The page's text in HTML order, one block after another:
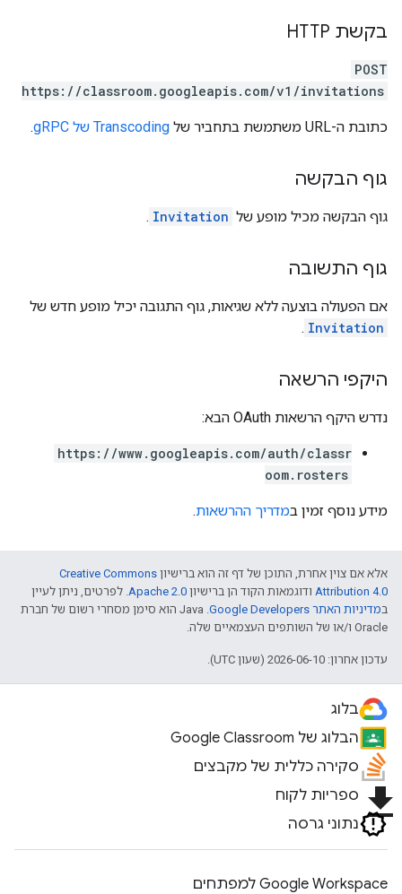
בקשת HTTP
POST
https://classroom.googleapis.com/v1/invitations
כתובת ה-URL משתמשת בתחביר של Transcoding של gRPC .
גוף הבקשה
גוף הבקשה מכיל מופע של Invitation
.
גוף התשובה
אם הפעולה בוצעה ללא שגיאות, גוף התגובה יכיל מופע חדש של
Invitation
.
היקפי הרשאה
נדרש היקף הרשאות OAuth הבא:
https://www.googleapis.com/auth/classr
oom.rosters
מידע נוסף זמין במדריך ההרשאות.
אלא אם צוין אחרת, התוכן של דף זה הוא ברישיון Creative Commons
Attribution 4.0 ודוגמאות הקוד הן ברישיון Apache 2.0. לפרטים, ניתן לעיין
במדיניות האתר Google Developers‏
.‏ Java הוא סימן מסחרי רשום של חברת
Oracle ו/או של השותפים העצמאיים שלה.
עדכון אחרון: 2026-06-10 (שעון UTC).
בלוג
הבלוג של Google Classroom
סקירה כללית של מקבצים
file_download ספריות לקוח
נתוני גרסה
Google Workspace למפתחים